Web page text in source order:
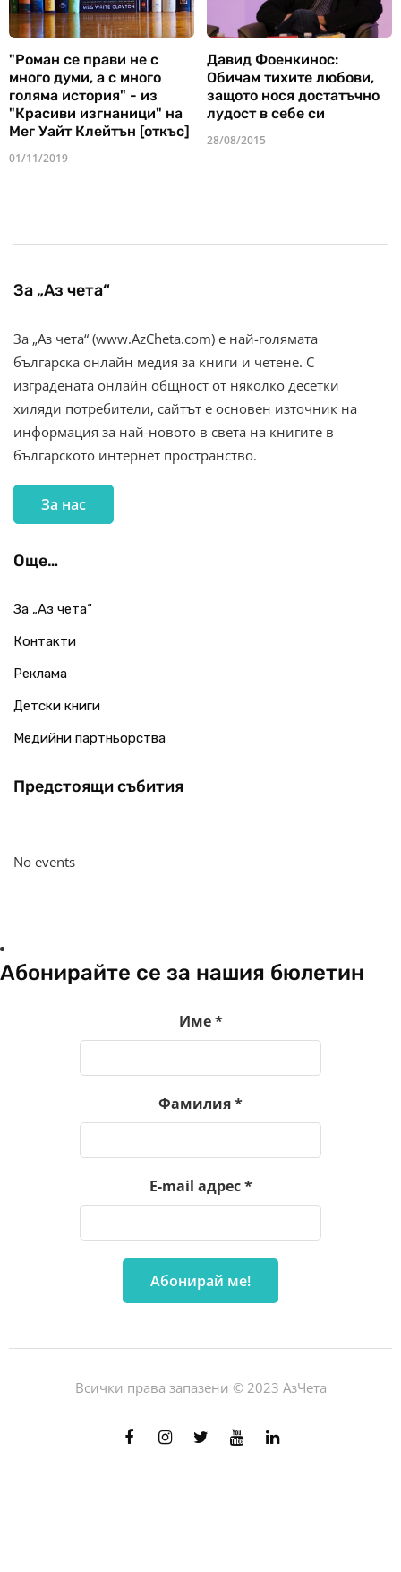
"Роман се прави не с
много думи, а с много
голяма история" - из
"Красиви изгнаници" на
Мег Уайт Клейтън [откъс]
01/11/2019
Давид Фоенкинос:
Обичам тихите любови,
защото нося достатъчно
лудост в себе си
28/08/2015
За „Аз чета“
За „Аз чета“ (www.AzCheta.com) е най-голямата
българска онлайн медия за книги и четене. С
изградената онлайн общност от няколко десетки
хиляди потребители, сайтът е основен източник на
информация за най-новото в света на книгите в
българското интернет пространство.
За нас
Още…
За „Аз чета“
Контакти
Реклама
Детски книги
Медийни партньорства
Предстоящи събития
No events
Абонирайте се за нашия бюлетин
Име*
Фамилия*
E-mail адрес*
Всички права запазени © 2023 АзЧета